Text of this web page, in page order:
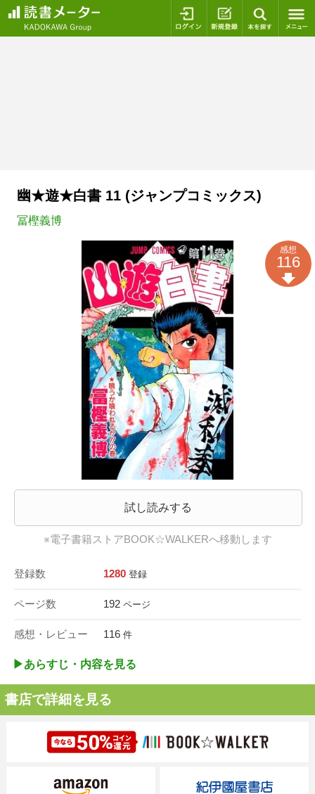
ログイン 新規登録
幽★遊★白書 11 (ジャンプコミックス)
冨樫義博
試し読みする
※電子書籍ストアBOOK☆WALKERへ移動します
登録数 1280 登録
ページ数 192 ページ
感想・レビュー 116 件
感想
116
▶︎あらすじ・内容を見る
書店で詳細を見る